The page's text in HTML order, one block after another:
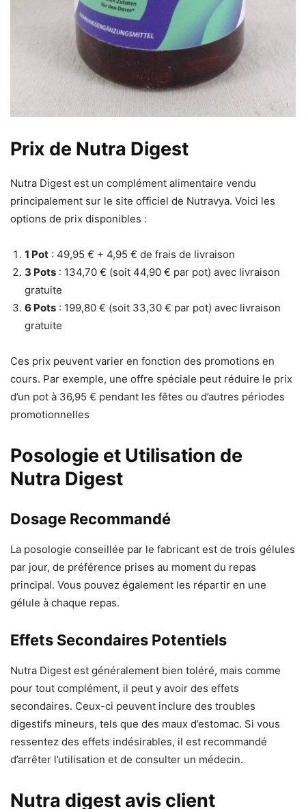
Prix de Nutra Digest
Nutra Digest est un complément alimentaire vendu
principalement sur le site officiel de Nutravya. Voici les
options de prix disponibles :
1 Pot : 49,95 € + 4,95 € de frais de livraison
3 Pots : 134,70 € (soit 44,90 € par pot) avec livraison
gratuite
6 Pots : 199,80 € (soit 33,30 € par pot) avec livraison
gratuite
Ces prix peuvent varier en fonction des promotions en
cours. Par exemple, une offre spéciale peut réduire le prix
d’un pot à 36,95 € pendant les fêtes ou d’autres périodes
promotionnelles​
Posologie et Utilisation de
Nutra Digest
Dosage Recommandé
La posologie conseillée par le fabricant est de trois gélules
par jour, de préférence prises au moment du repas
principal. Vous pouvez également les répartir en une
gélule à chaque repas.
Effets Secondaires Potentiels
Nutra Digest est généralement bien toléré, mais comme
pour tout complément, il peut y avoir des effets
secondaires. Ceux-ci peuvent inclure des troubles
digestifs mineurs, tels que des maux d’estomac. Si vous
ressentez des effets indésirables, il est recommandé
d’arrêter l’utilisation et de consulter un médecin.
Nutra digest avis client